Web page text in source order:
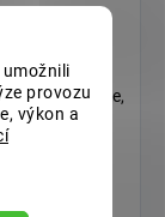
umožnili
provozu
výkon a
Hot
cheesecake,
v